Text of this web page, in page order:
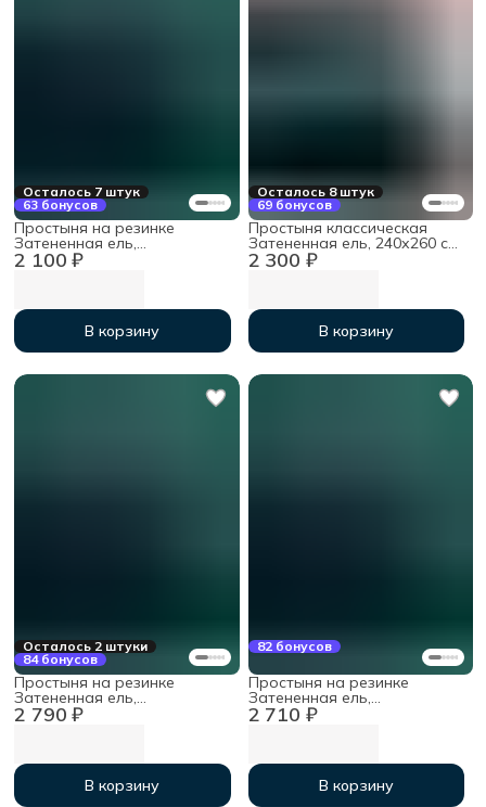
Осталось 7 штук
63 бонусов
2 100 ₽
Простыня на резинке
Затененная ель,
90х200х30см, мако-сатин
В корзину
Осталось 8 штук
69 бонусов
2 300 ₽
Простыня классическая
Затененная ель, 240х260 см,
мако-сатин
В корзину
Осталось 2 штуки
84 бонусов
2 790 ₽
Простыня на резинке
Затененная ель,
200х200х30см, мако-сатин
В корзину
82 бонусов
2 710 ₽
Простыня на резинке
Затененная ель,
180х200х30см, мако-сатин
В корзину